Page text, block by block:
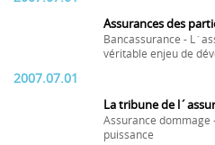
Assurances des
Bancassurance -
véritable enjeu de
2007.07.01
La tribune de
Assurance dommage
puissance